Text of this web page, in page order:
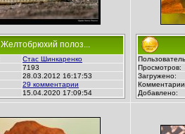
Желтобрюхий полоз...
Стас Шинкаренко
7193
28.03.2012 16:17:53
29 комментарии
15.04.2020 17:09:54
Просмотров:
Загружено:
Добавлено: